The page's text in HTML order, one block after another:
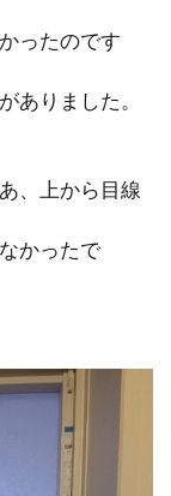
ったのです
ありました。
、上から目線
かったで